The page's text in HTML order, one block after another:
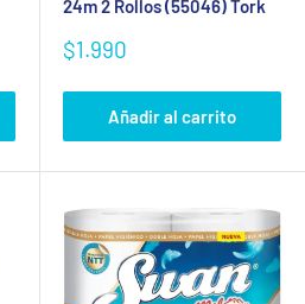
24m 2 Rollos (55046) Tork
Precio
venta
$1.990
Añadir al carrito